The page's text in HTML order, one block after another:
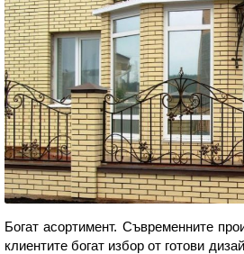
Богат асортимент. Съвременните
клиентите богат избор от готови